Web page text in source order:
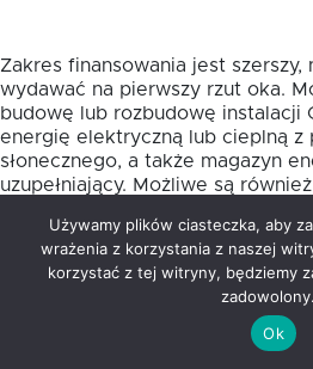
Zakres finansowania jest szerszy,
wydawać na pierwszy rzut oka.
budowę lub rozbudowę instalacji
energię elektryczną lub cieplną z
słonecznego, a także magazyn
uzupełniający. Możliwe są
przyłączenie źródeł OZE do
ciepłowniczych.
Wybór samej technologii warto
lecz na realnym profilu zużycia
publicznych i mieszkaniowych
Używamy plików ciasteczka, aby
wrażenia z korzystania z naszej
korzystać z tej witryny, będziemy
zadowolony.
Ok